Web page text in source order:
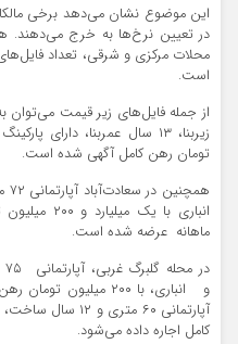
این موضوع نشان می‌دهد برخی
در تعیین نرخ‌ها به خرج می‌دهند.
محلات مرکزی و شرقی، تعداد
است.
تومان رهن کامل آگهی شده است.
ماهانه عرضه شده است.
کامل اجاره داده می‌شود.